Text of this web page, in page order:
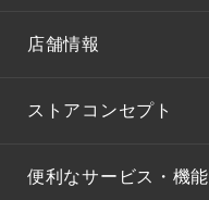
店舗情報
ストアコンセプト
便利なサービス・機能